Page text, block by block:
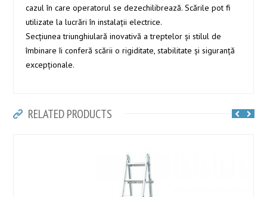
cazul în care operatorul se dezechilibrează. Scările pot fi
utilizate la lucrări în instalații electrice.
Secţiunea triunghiulară inovativă a treptelor şi stilul de
îmbinare îi conferă scării o rigiditate, stabilitate şi siguranţă
excepţionale.
RELATED PRODUCTS